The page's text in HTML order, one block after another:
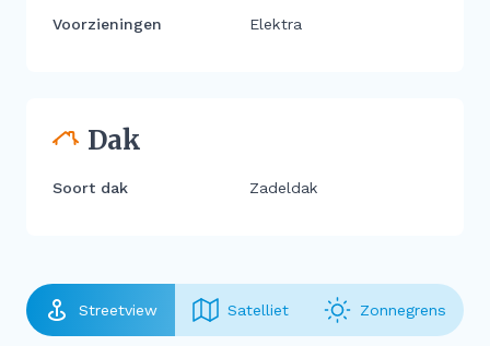
Voorzieningen
Elektra
Dak
Soort dak Zadeldak
Streetview Satelliet Zonnegrens